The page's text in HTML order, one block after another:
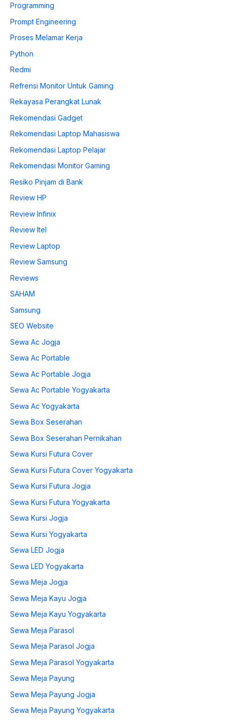
Programming
Prompt Engineering
Proses Melamar Kerja
Python
Redmi
Refrensi Monitor Untuk Gaming
Rekayasa Perangkat Lunak
Rekomendasi Gadget
Rekomendasi Laptop Mahasiswa
Rekomendasi Laptop Pelajar
Rekomendasi Monitor Gaming
Resiko Pinjam di Bank
Review HP
Review Infinix
Review Itel
Review Laptop
Review Samsung
Reviews
SAHAM
Samsung
SEO Website
Sewa Ac Jogja
Sewa Ac Portable
Sewa Ac Portable Jogja
Sewa Ac Portable Yogyakarta
Sewa Ac Yogyakarta
Sewa Box Seserahan
Sewa Box Seserahan Pernikahan
Sewa Kursi Futura Cover
Sewa Kursi Futura Cover Yogyakarta
Sewa Kursi Futura Jogja
Sewa Kursi Futura Yogyakarta
Sewa Kursi Jogja
Sewa Kursi Yogyakarta
Sewa LED Jogja
Sewa LED Yogyakarta
Sewa Meja Jogja
Sewa Meja Kayu Jogja
Sewa Meja Kayu Yogyakarta
Sewa Meja Parasol
Sewa Meja Parasol Jogja
Sewa Meja Parasol Yogyakarta
Sewa Meja Payung
Sewa Meja Payung Jogja
Sewa Meja Payung Yogyakarta